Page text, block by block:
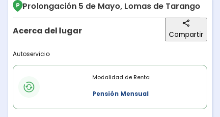
Prolongación 5 de Mayo, Lomas de Tarango
Acerca del lugar Compartir
Descripción del lugar
Autoservicio
Modalidades de rentaModalidad de Renta
Pensión Mensual